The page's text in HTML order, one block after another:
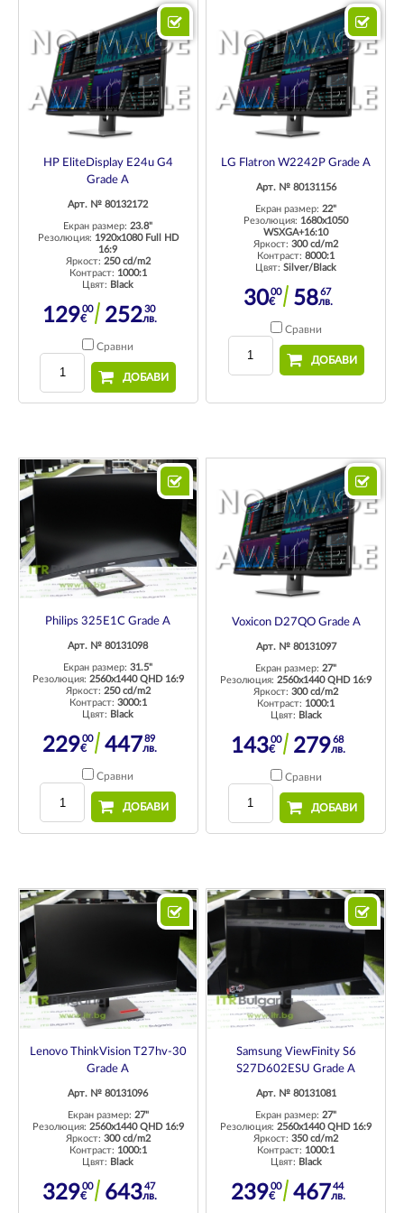
HP EliteDisplay E24u G4
Grade A
Арт. № 80132172
Екран размер:23.8"
Резолюция: 1920x1080 Full HD
16:9
Яркост: 250 cd/m2
Контраст: 1000:1
Цвят: Black
12900
€ 25230
лв.
Сравни
ДОБАВИ
LG Flatron W2242P Grade A
Арт. № 80131156
Екран размер:22"
Резолюция: 1680x1050
WSXGA+16:10
Яркост:300 cd/m2
Контраст:8000:1
Цвят:Silver/Black
3000
€ 5867
лв.
Сравни
ДОБАВИ
Philips 325E1C Grade A
Арт. № 80131098
Екран размер:31.5"
Резолюция: 2560x1440 QHD 16:9
Яркост: 250 cd/m2
Контраст: 3000:1
Цвят: Black
22900
€ 44789
лв.
Сравни
ДОБАВИ
Voxicon D27QO Grade A
Арт. № 80131097
Екран размер:27"
Резолюция:2560x1440 QHD 16:9
Яркост:300 cd/m2
Контраст: 1000:1
Цвят: Black
14300
€ 27968
лв.
Сравни
ДОБАВИ
Lenovo ThinkVision T27hv-30
Grade A
Арт. № 80131096
Екран размер: 27"
Резолюция: 2560x1440 QHD 16:9
Яркост: 300 cd/m2
Контраст: 1000:1
Цвят: Black
32900
€ 64347
лв.
Samsung ViewFinity S6
S27D602ESU Grade A
Арт. № 80131081
Екран размер:27"
Резолюция:2560x1440 QHD 16:9
Яркост:350 cd/m2
Контраст: 1000:1
Цвят: Black
23900
€ 46744
лв.